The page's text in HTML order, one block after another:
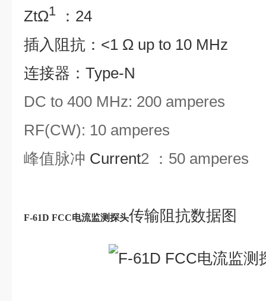
ZtΩ1 ：24
插入阻抗： <1 Ω up to 10 MHz
连接器：Type-N
DC to 400 MHz: 200 amperes
RF(CW): 10 amperes
峰值脉冲 Current2 ：50 amperes
F-61D FCC电流监测探头传输阻抗数据图